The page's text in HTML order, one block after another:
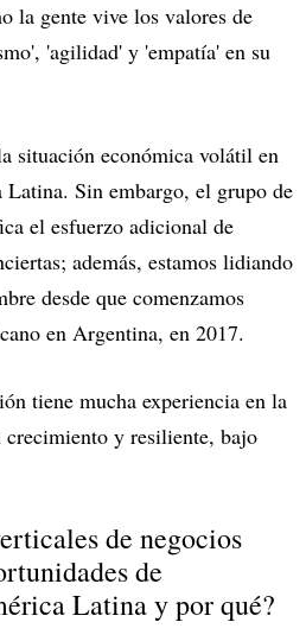
la gente vive los valores de
'agilidad' y 'empatía' en su
situación económica volátil en
Sin embargo, el grupo de
el esfuerzo adicional de
además, estamos lidiando
desde que comenzamos
en Argentina, en 2017.
tiene mucha experiencia en la
crecimiento y resiliente, bajo
de negocios
de
Latina y por qué?